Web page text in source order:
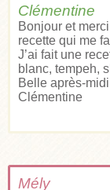
Clémentine
Bonjour et
recette qui me
J’ai fait une
blanc, tempeh,
Belle après-
Clémentine
Mély